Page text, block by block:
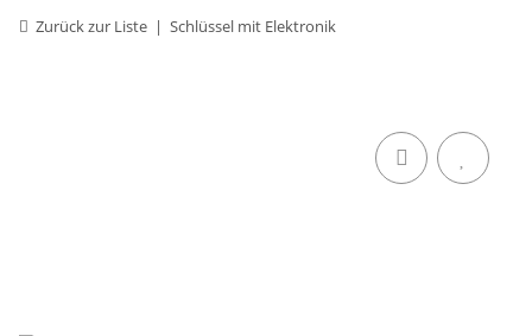
Zurück zur Liste Schlüssel mit Elektronik